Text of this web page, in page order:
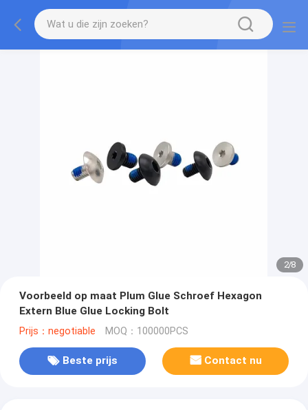
2/8
Voorbeeld op maat Plum Glue Schroef Hexagon
Extern Blue Glue Locking Bolt
Prijs：negotiable MOQ：100000PCS
Beste prijs Contact nu